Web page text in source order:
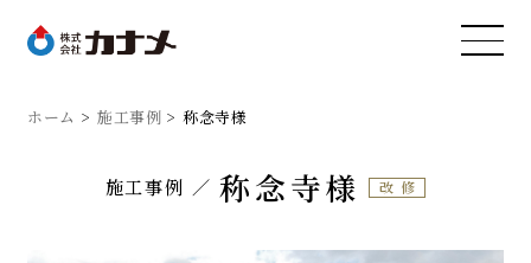
ホーム 施工事例 称念寺様
施工事例 称念寺様 改修